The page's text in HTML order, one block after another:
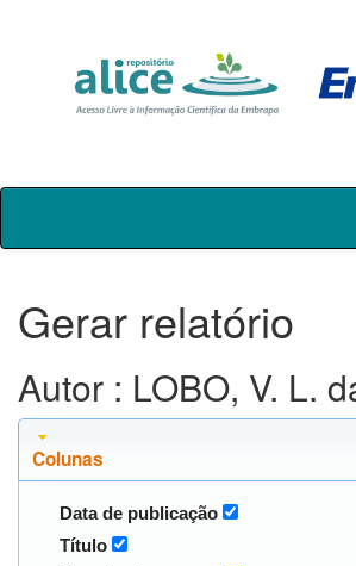
Skip
Gerar relatório
Autor : LOBO, V. L.
Colunas
Data de publicação
Título